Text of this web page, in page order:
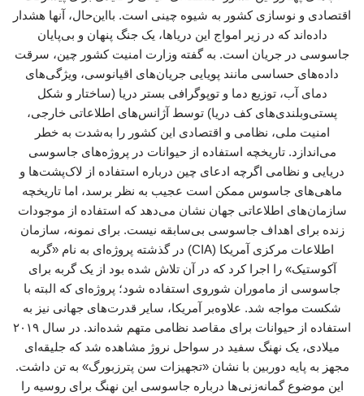
اقتصادی و نوسازی کشور به شیوه چینی است. بااین‌حال، آنها هشدار
داده‌اند که در زیر امواج این دریاها، یک جنگ پنهان و بی‌پایان
جاسوسی در جریان است. به گفته وزارت امنیت کشور چین، سرقت
داده‌های حساسی مانند پویایی جریان‌های اقیانوسی، ویژگی‌های
دمای آب، توزیع دما و توپوگرافی بستر دریا (ساختار و شکل
پستی‌وبلندی‌های کف دریا) توسط آژانس‌های اطلاعاتی خارجی،
امنیت ملی، نظامی و اقتصادی این کشور را به‌شدت به خطر
می‌اندازد. تاریخچه استفاده از حیوانات در پروژه‌های جاسوسی
دریایی و نظامی اگرچه ادعای چین درباره استفاده از لاک‌پشت‌ها و
ماهی‌های جاسوس ممکن است عجیب به نظر برسد، اما تاریخچه
سازمان‌های اطلاعاتی جهان نشان می‌دهد که استفاده از موجودات
زنده برای اهداف جاسوسی بی‌سابقه نیست. برای نمونه، سازمان
اطلاعات مرکزی آمریکا (CIA) در گذشته پروژه‌ای به نام «گربه
آکوستیک» را اجرا کرد که در آن تلاش شده بود از یک گربه برای
جاسوسی از ماموران شوروی استفاده شود؛ پروژه‌ای که البته با
شکست مواجه شد. علاوه‌بر آمریکا، سایر قدرت‌های جهانی نیز به
استفاده از حیوانات برای مقاصد نظامی متهم شده‌اند. در سال ۲۰۱۹
میلادی، یک نهنگ سفید در سواحل نروژ مشاهده شد که جلیقه‌ای
مجهز به پایه‌ دوربین با نشان «تجهیزات سن پترزبورگ» به تن داشت.
این موضوع گمانه‌زنی‌ها درباره جاسوسی این نهنگ برای روسیه را